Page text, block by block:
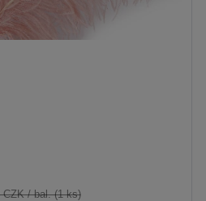
CZK/ bal. (1 ks)